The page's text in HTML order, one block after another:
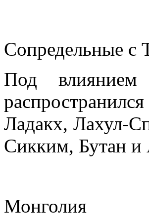
Сопредельные с
Под
Ладакх, Лахул-
Сикким, Бутан и
Монголия